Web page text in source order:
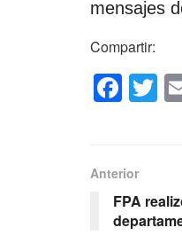
mensajes
Compartir:
F
a
e
b
o
T
Anterior
FPA